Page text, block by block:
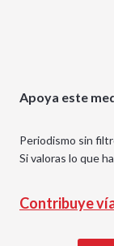
Apoya este
Periodismo sin
Si valoras lo que
Contribuye